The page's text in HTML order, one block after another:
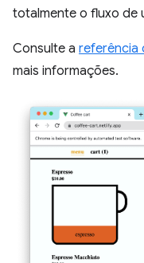
totalmente o fluxo de
Consulte a referência
mais informações.